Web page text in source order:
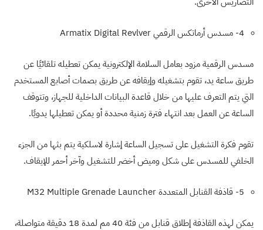
4- مسدس أرماتكس الرقمي Armatix Digital Revlver
مسدس الرقمية مزود بعامل السلامة الإلكترونية يمكن تعطيله تلقائيًا عن
طريق ساعة يد، تقوم بتشغيله وإيقافه عن طريق بصمات أصابع المستخدم
التي يتم التعرف عليها من خلال قاعدة البيانات الداخلية للجهاز، وتتوقف
الساعة عن العمل بعد انتهاء فترة زمنية محددة أو يمكن تعطيلها يدويًا.
تقوم فكرة التشغيل على تسجيل الساعة إشارة لاسلكية يتم بثها من الجزء
الخلفي للمسدس على شكل وميض أخضر للتشغيل وآخر أحمر للإيقاف.
5- قاذفة القنابل المتعددة M32 Multiple Grenade Launcher
يمكن لهذه القاذفة إطلاق قنابل من فئة 40 مم لمدة 18 دقيقة متواصلة،